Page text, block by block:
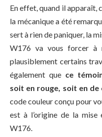
En effet, quand il apparaît,
la mécanique a été
sert à rien de paniquer, la
W176 va vous forcer à
plausiblement certains
également que ce
soit en rouge, soit en de
code couleur conçu pour
est à l’origine de la
W176.